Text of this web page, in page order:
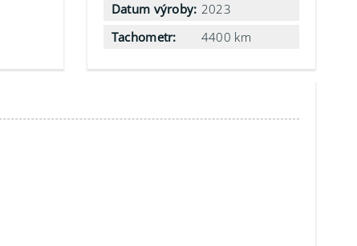
Datum výroby: 2023
Tachometr:
4400 km